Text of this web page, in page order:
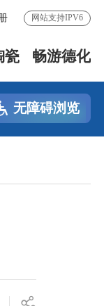
网站支持IPV6
瓷 畅游德化
无障碍浏览